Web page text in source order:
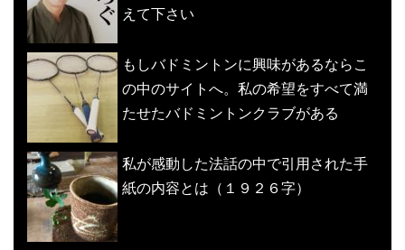
えて下さい
もしバドミントンに興味があるならこ
の中のサイトへ。私の希望をすべて満
たせたバドミントンクラブがある
私が感動した法話の中で引用された手
紙の内容とは（１９２６字）